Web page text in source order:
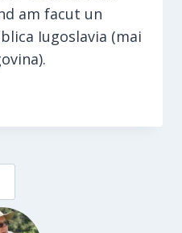
am facut un
Iugoslavia (mai